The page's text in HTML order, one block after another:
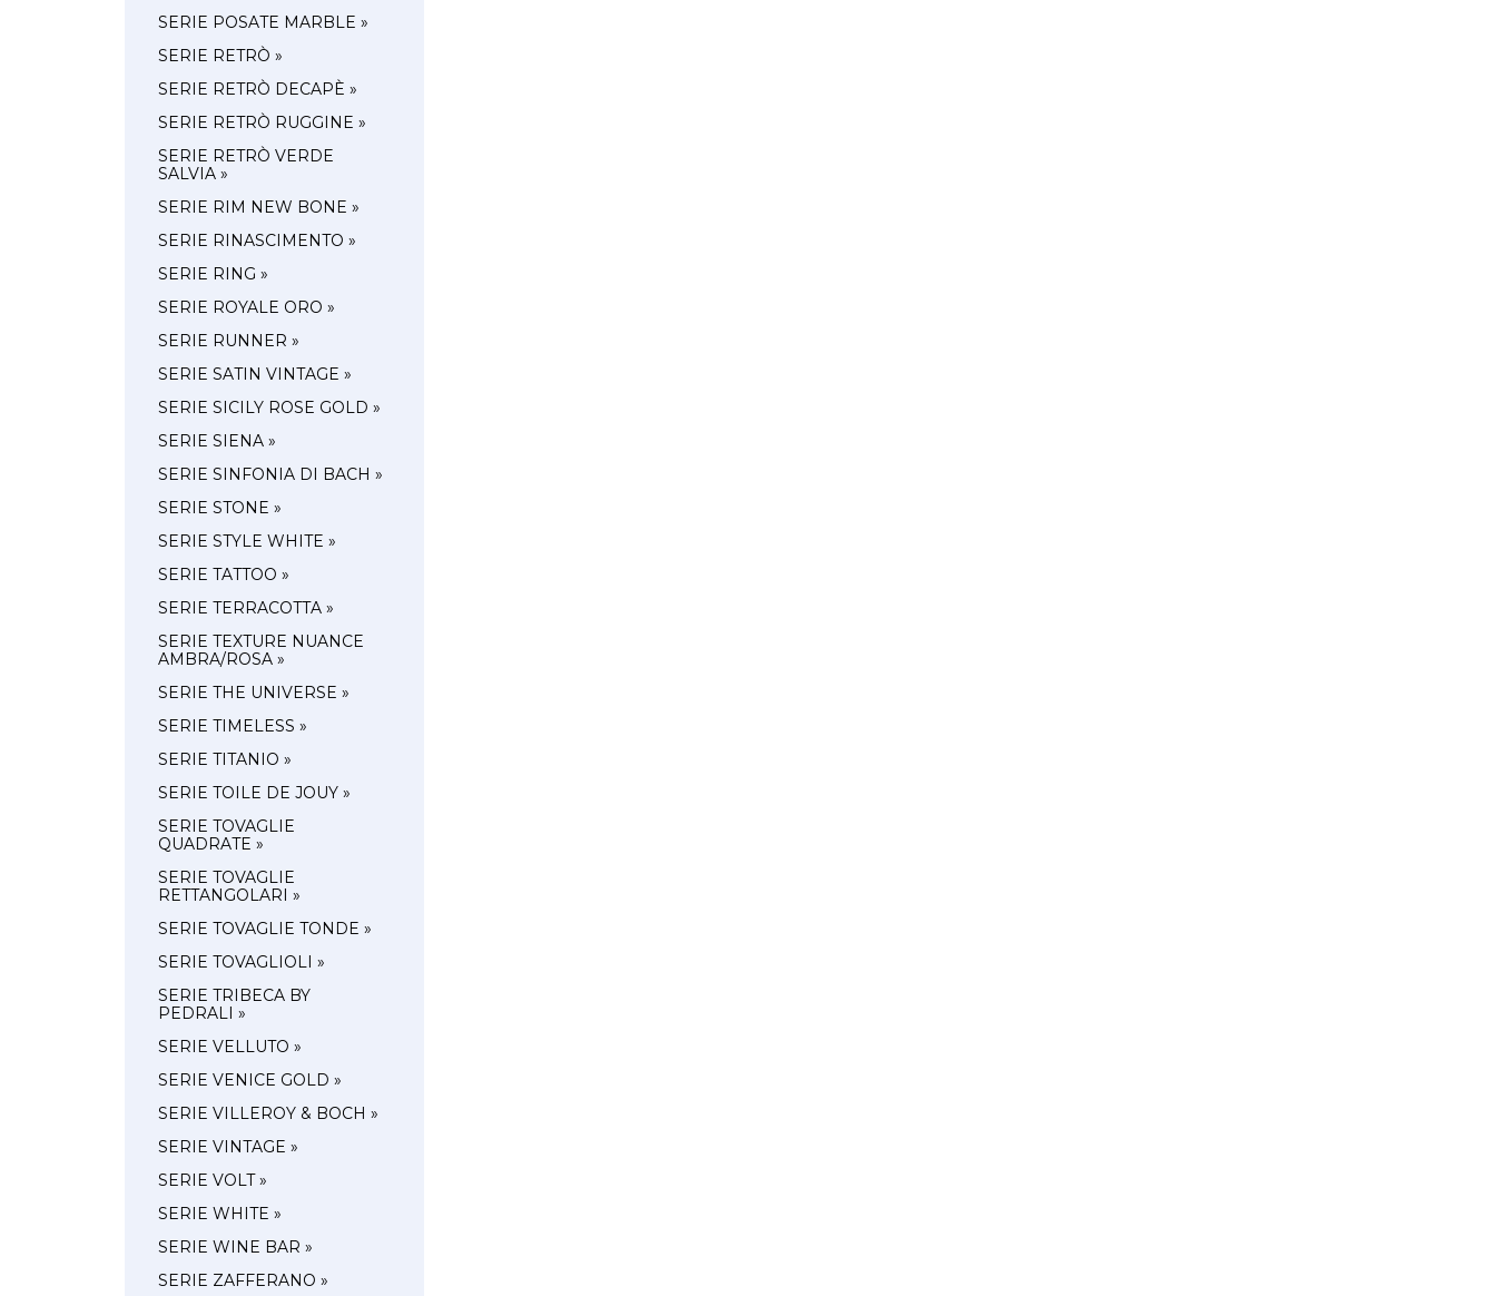
SERIE POSATE MARBLE »
SERIE RETRÒ »
SERIE RETRÒ DECAPÈ »
SERIE RETRÒ RUGGINE »
SERIE RETRÒ VERDE
SALVIA »
SERIE RIM NEW BONE »
SERIE RINASCIMENTO »
SERIE RING »
SERIE ROYALE ORO »
SERIE RUNNER »
SERIE SATIN VINTAGE »
SERIE SICILY ROSE GOLD »
SERIE SIENA »
SERIE SINFONIA DI BACH »
SERIE STONE »
SERIE STYLE WHITE »
SERIE TATTOO »
SERIE TERRACOTTA »
SERIE TEXTURE NUANCE
AMBRA/ROSA »
SERIE THE UNIVERSE »
SERIE TIMELESS »
SERIE TITANIO »
SERIE TOILE DE JOUY »
SERIE TOVAGLIE
QUADRATE »
SERIE TOVAGLIE
RETTANGOLARI »
SERIE TOVAGLIE TONDE »
SERIE TOVAGLIOLI »
SERIE TRIBECA BY
PEDRALI »
SERIE VELLUTO »
SERIE VENICE GOLD »
SERIE VILLEROY & BOCH »
SERIE VINTAGE »
SERIE VOLT »
SERIE WHITE »
SERIE WINE BAR »
SERIE ZAFFERANO »